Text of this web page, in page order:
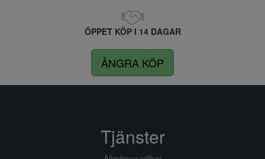
ÖPPET KÖP I 14 DAGAR
ÅNGRA KÖP
Tjänster